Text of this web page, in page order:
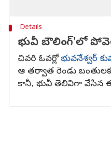
Details
భువీ బౌలింగ్'లో
చివరి ఓవర్లో భువనేశ్వర్
ఆ తర్వాత రెండు
కానీ, భువీ తెలివిగా వేసిన